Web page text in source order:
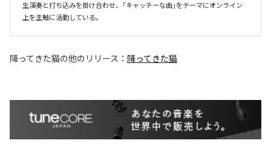
生演奏と打ち込みを掛け合わせ、「キャッチーな曲」をテーマにオンライン
上を主軸に活動している。
降ってきた猫の他のリリース： 降ってきた猫